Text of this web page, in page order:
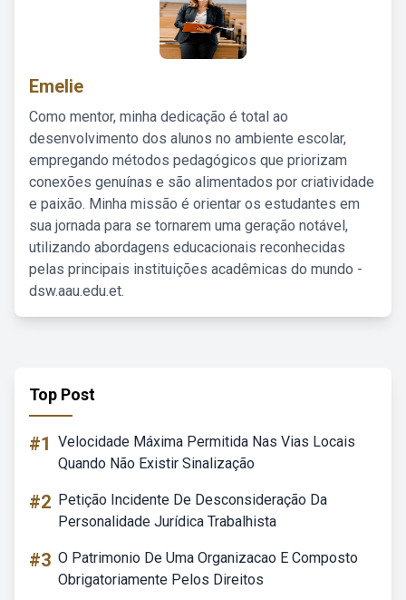
Emelie
Como mentor, minha dedicação é total ao
desenvolvimento dos alunos no ambiente escolar,
empregando métodos pedagógicos que priorizam
conexões genuínas e são alimentados por criatividade
e paixão. Minha missão é orientar os estudantes em
sua jornada para se tornarem uma geração notável,
utilizando abordagens educacionais reconhecidas
pelas principais instituições acadêmicas do mundo -
dsw.aau.edu.et.
Top Post
#1 Velocidade Máxima Permitida Nas Vias Locais
Quando Não Existir Sinalização
#2 Petição Incidente De Desconsideração Da
Personalidade Jurídica Trabalhista
#3 O Patrimonio De Uma Organizacao E Composto
Obrigatoriamente Pelos Direitos